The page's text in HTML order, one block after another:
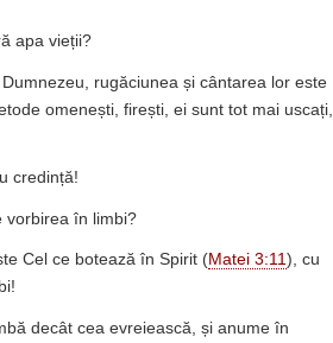
apa vieții?
rugăciunea și cântarea lor este
omenești, firești, ei sunt tot mai uscați,
credință!
vorbirea în limbi?
Cel ce botează în Spirit (Matei 3:11), cu
decât cea evreiească, și anume în